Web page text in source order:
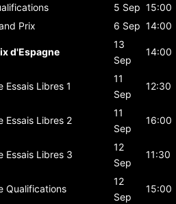
5 Sep 15:00
Prix 6 Sep 14:00
d'Espagne
13
Sep
14:00
Essais Libres 1
11
Sep
12:30
Essais Libres 2
11
Sep
16:00
Essais Libres 3
12
Sep
11:30
Qualifications
12
Sep
15:00